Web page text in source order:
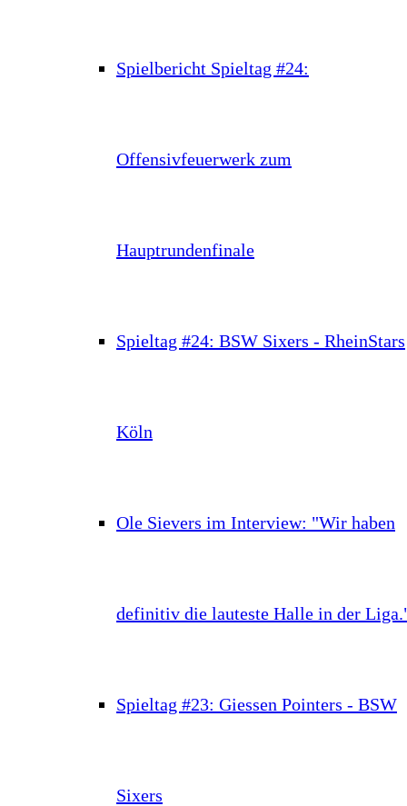
Spielbericht Spieltag #24:
Offensivfeuerwerk zum
Hauptrundenfinale
Spieltag #24: BSW Sixers - RheinStars
Köln
Ole Sievers im Interview: "Wir haben
definitiv die lauteste Halle in der
Spieltag #23: Giessen Pointers - BSW
Sixers